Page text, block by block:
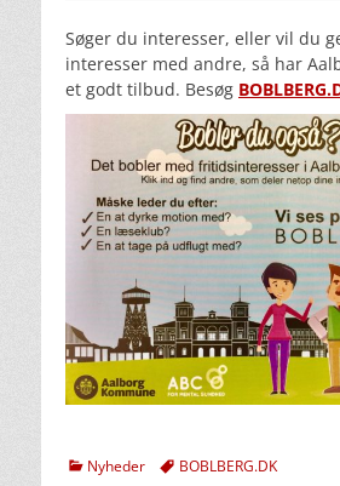
Søger du interesser, eller vil du
interesser med andre, så har
et godt tilbud. Besøg
kategorier
Nyheder TagsBOBLBERG.DK